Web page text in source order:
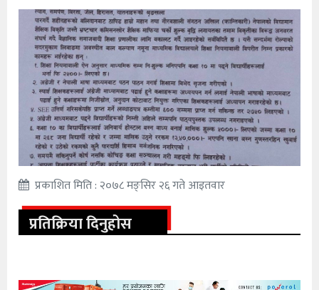
प्रकाशित मिति : २०७८ मङ्सिर २६ गते आइतवार
प्रतिक्रिया दिनुहोस